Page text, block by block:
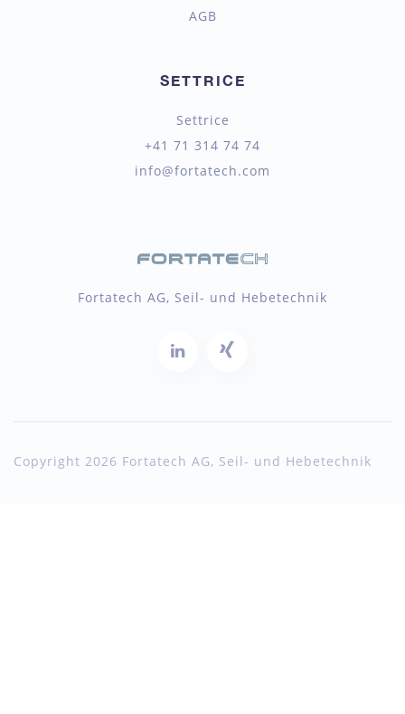
AGB
SETTRICE
Settrice
+41 71 314 74 74
info@fortatech.com
Fortatech AG, Seil- und Hebetechnik
Copyright 2026 Fortatech AG, Seil- und Hebetechnik